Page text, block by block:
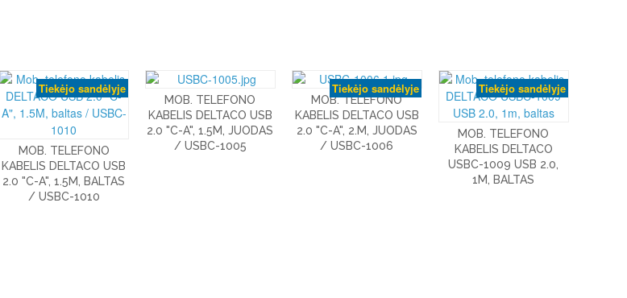
Tiekėjo sandėlyje
MOB. TELEFONO
KABELIS DELTACO USB
2.0 "C-A", 1.5M, BALTAS
/ USBC-1010
MOB. TELEFONO
KABELIS DELTACO USB
2.0 "C-A", 1.5M, JUODAS
/ USBC-1005
Tiekėjo sandėlyje
MOB. TELEFONO
KABELIS DELTACO USB
2.0 "C-A", 2.M, JUODAS
/ USBC-1006
Tiekėjo sandėlyje
MOB. TELEFONO
KABELIS DELTACO
USBC-1009 USB 2.0,
1M, BALTAS